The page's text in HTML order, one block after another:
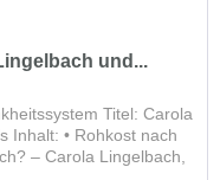
und...
Titel: Carola
Inhalt: • Rohkost nach
– Carola Lingelbach,